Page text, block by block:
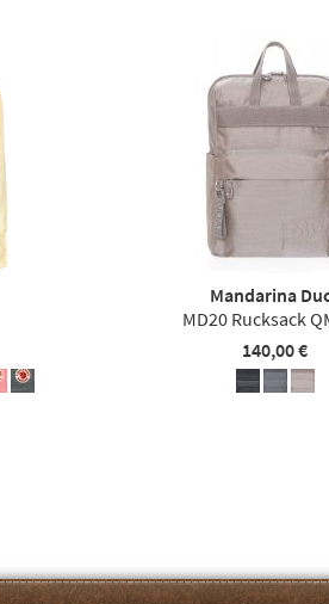
Mandarina
MD20 Rucksack
140,00 €